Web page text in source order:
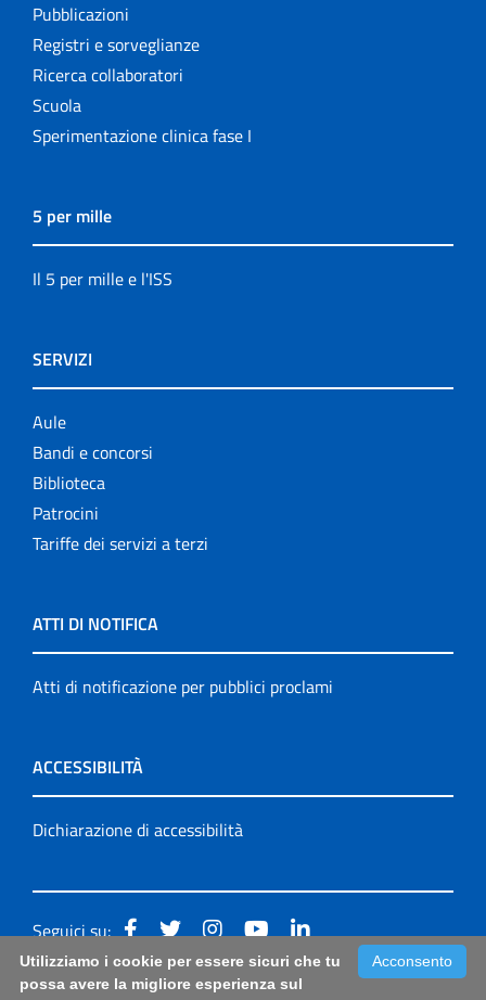
Pubblicazioni
Registri e sorveglianze
Ricerca collaboratori
Scuola
Sperimentazione clinica fase I
5 per mille
Il 5 per mille e l'ISS
SERVIZI
Aule
Bandi e concorsi
Biblioteca
Patrocini
Tariffe dei servizi a terzi
ATTI DI NOTIFICA
Atti di notificazione per pubblici proclami
ACCESSIBILITÀ
Dichiarazione di accessibilità
Seguici su:
Accessibilità: form di segnalazione di prima istanza per
Acconsento
Utilizziamo i cookie per essere sicuri che tu
possa avere la migliore esperienza sul